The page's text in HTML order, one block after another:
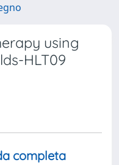
using
HLT09
completa